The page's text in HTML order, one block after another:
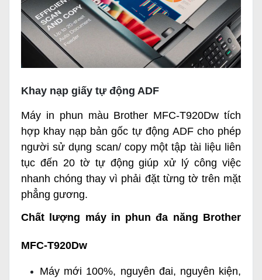
Khay nạp giấy tự động ADF
Máy in phun màu Brother MFC-T920Dw tích
hợp khay nạp bản gốc tự động ADF cho phép
người sử dụng scan/ copy một tập tài liệu liên
tục đến 20 tờ tự động giúp xử lý công việc
nhanh chóng thay vì phải đặt từng tờ trên mặt
phẳng gương.
Chất lượng máy in phun đa năng Brother
MFC-T920Dw
Máy mới 100%, nguyên đai, nguyên kiện,